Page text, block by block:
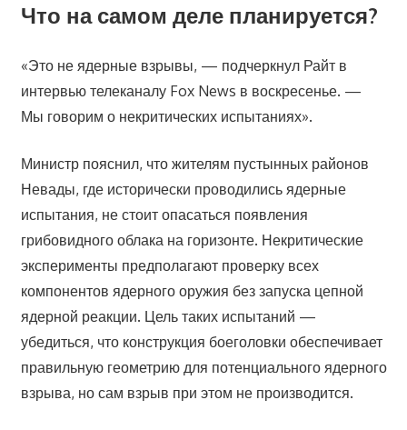
Что на самом деле планируется?
«Это не ядерные взрывы, — подчеркнул Райт в
интервью телеканалу Fox News в воскресенье. —
Мы говорим о некритических испытаниях».
Министр пояснил, что жителям пустынных районов
Невады, где исторически проводились ядерные
испытания, не стоит опасаться появления
грибовидного облака на горизонте. Некритические
эксперименты предполагают проверку всех
компонентов ядерного оружия без запуска цепной
ядерной реакции. Цель таких испытаний —
убедиться, что конструкция боеголовки обеспечивает
правильную геометрию для потенциального ядерного
взрыва, но сам взрыв при этом не производится.